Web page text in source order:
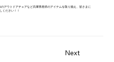
アウトドアチェアなど兵庫県発祥のアイテムを取り揃え、皆さまに
ください！！
Next